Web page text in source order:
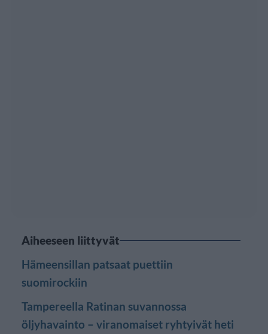
Aiheeseen liittyvät
Hämeensillan patsaat puettiin
suomirockiin
Tampereella Ratinan suvannossa
öljyhavainto – viranomaiset ryhtyivät heti